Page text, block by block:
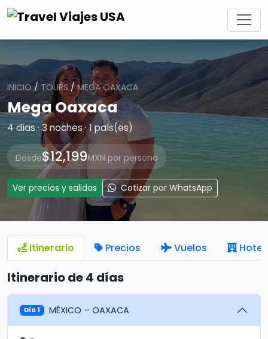
INICIO/ TOURS/MEGA OAXACA
Mega Oaxaca
4 días · 3 noches · 1 país(es)
Desde$12,199MXN por persona
Ver precios y salidas Cotizar por WhatsApp
Itinerario Precios Vuelos
Itinerario de 4 días
Día 1 MÉXICO – OAXACA